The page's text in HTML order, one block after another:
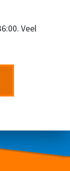
Veel